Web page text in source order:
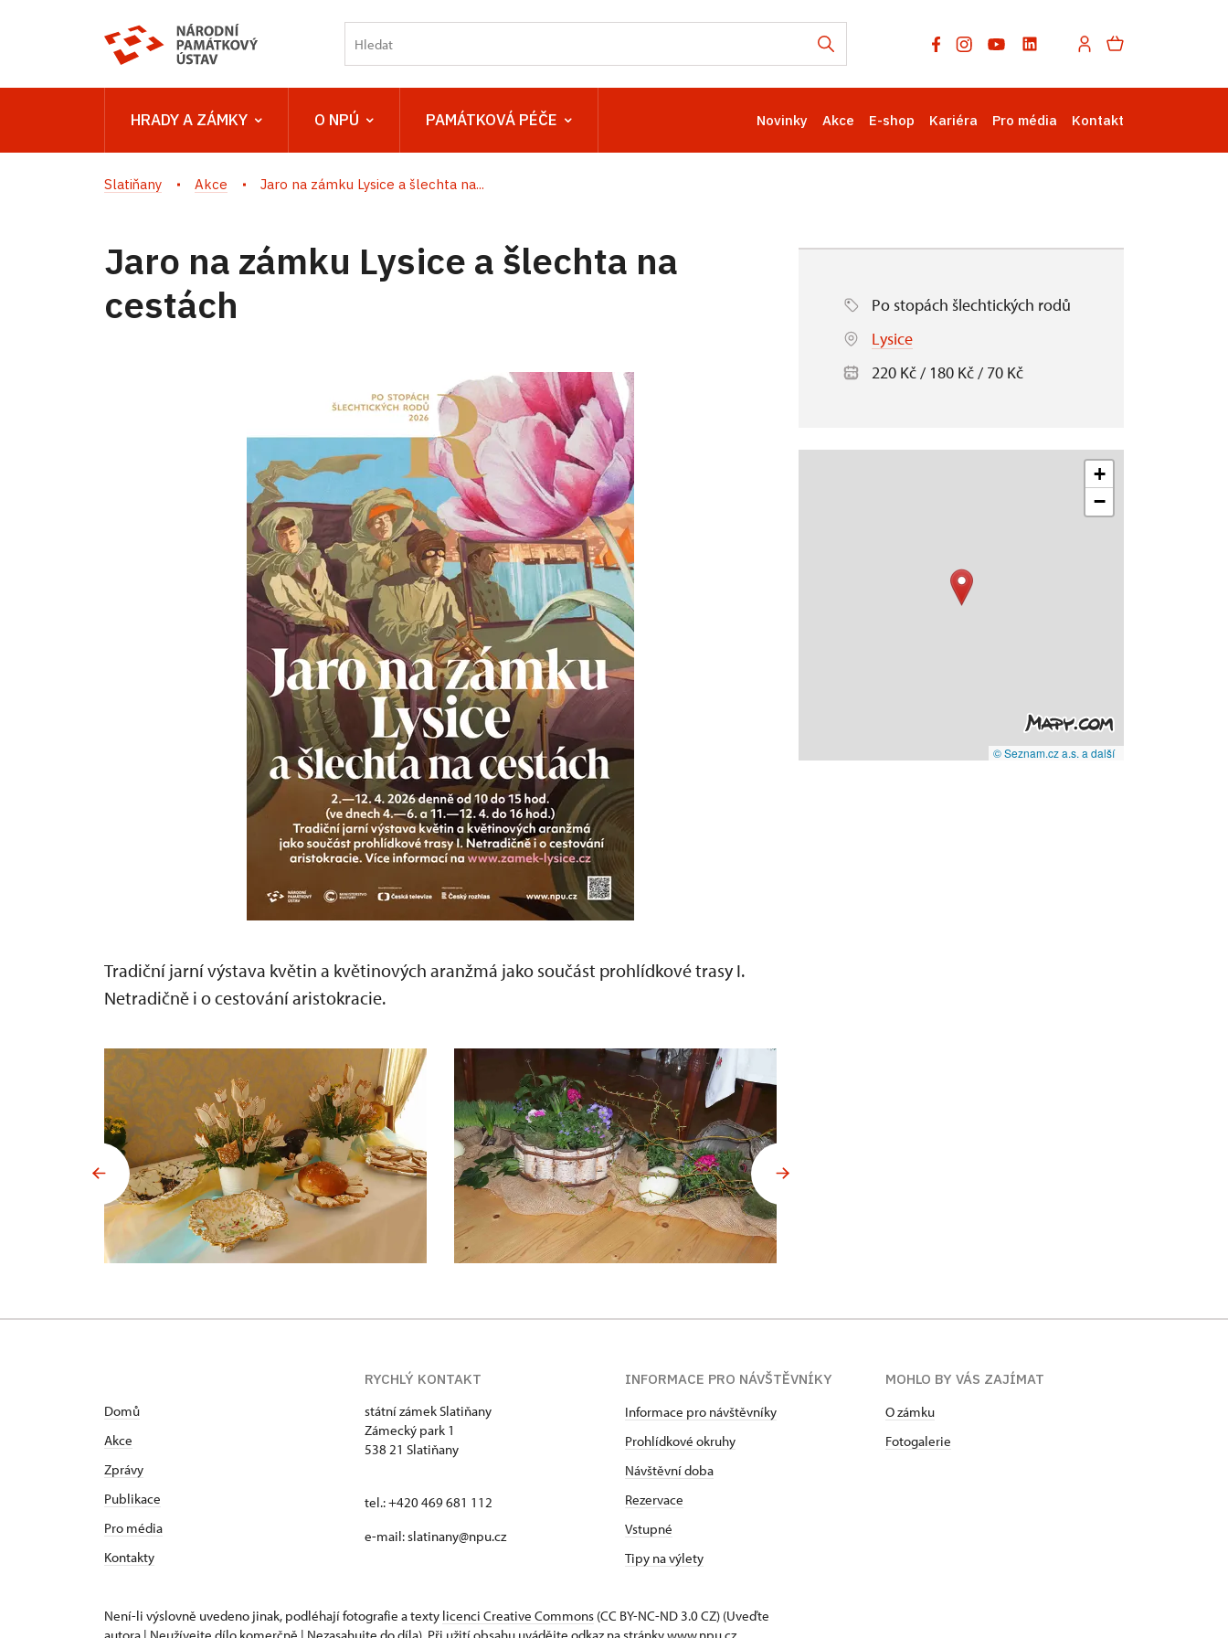
HRADY A ZÁMKY O NPÚ PAMÁTKOVÁ PÉČE Novinky Akce E-shop Kariéra Pro média Kontakt
Slatiňany Akce Jaro na zámku Lysice a šlechta na...
Jaro na zámku Lysice a šlechta na
cestách
Tradiční jarní výstava květin a květinových aranžmá jako součást prohlídkové trasy I.
Netradičně i o cestování aristokracie.
Po stopách šlechtických rodů
Lysice
220 Kč / 180 Kč / 70 Kč
+
−
© Seznam.cz a.s. a další
Domů
Akce
Zprávy
Publikace
Pro média
Kontakty
RYCHLÝ KONTAKT
státní zámek Slatiňany
Zámecký park 1
538 21 Slatiňany
tel.: +420 469 681 112
e-mail: slatinany@npu.cz
INFORMACE PRO NÁVŠTĚVNÍKY
Informace pro návštěvníky
Prohlídkové okruhy
Návštěvní doba
Rezervace
Vstupné
Tipy na výlety
MOHLO BY VÁS ZAJÍMAT
O zámku
Fotogalerie
Není-li výslovně uvedeno jinak, podléhají fotografie a texty licenci Creative Commons (CC BY-NC-ND 3.0 CZ) (Uveďte